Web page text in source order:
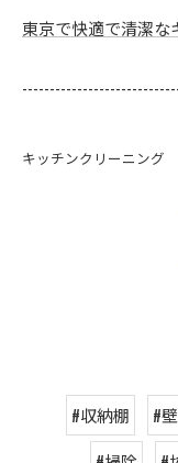
東京で快適で清潔な
キッチンクリーニング
#収納棚 #